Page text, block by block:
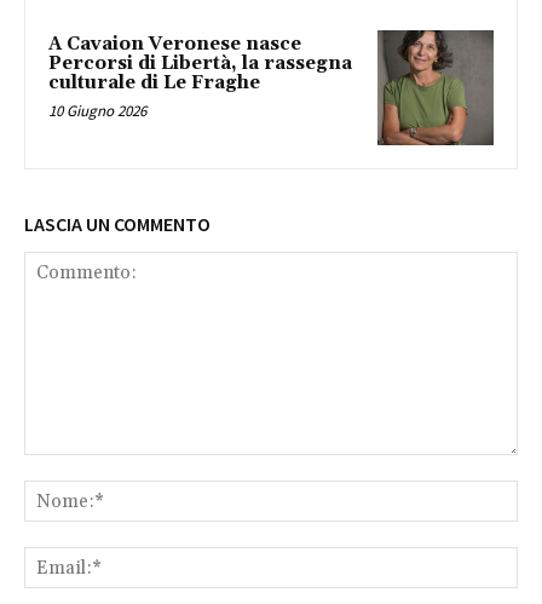
A Cavaion Veronese nasce
Percorsi di Libertà, la rassegna
culturale di Le Fraghe
10 Giugno 2026
LASCIA UN COMMENTO